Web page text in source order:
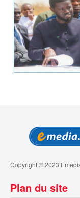
Copyright © 2023
Plan du site